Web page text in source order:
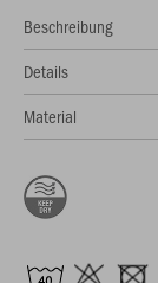
Beschreibung
Details
Material